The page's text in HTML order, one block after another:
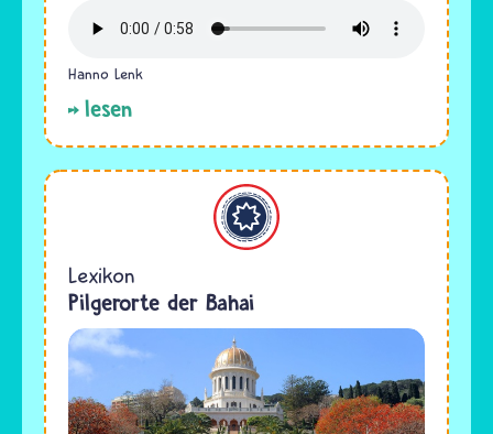
Hanno Lenk
lesen
Bahaitum
Lexikon
Pilgerorte der Bahai